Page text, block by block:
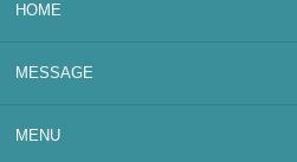
HOME
MESSAGE
MENU